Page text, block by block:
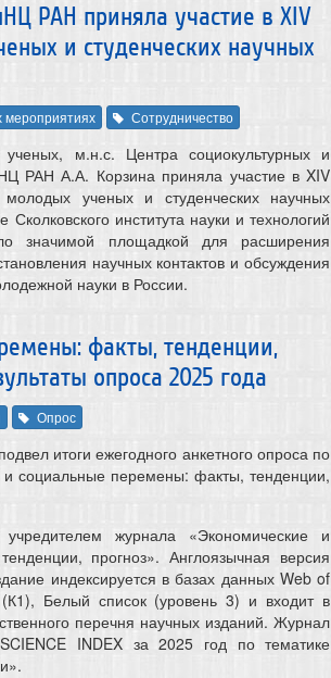
РАН приняла участие в XIV
и студенческих научных
мероприятиях Сотрудничество
м.н.с. Центра социокультурных и
РАН А.А. Корзина приняла участие в XIV
молодых ученых и студенческих научных
института науки и технологий
значимой площадкой для расширения
научных контактов и обсуждения
науки в России.
факты, тенденции,
опроса 2025 года
Опрос
итоги ежегодного анкетного опроса по
социальные перемены: факты, тенденции,
журнала «Экономические и
прогноз». Англоязычная версия
индексируется в базах данных Web of
Белый список (уровень 3) и входит в
перечня научных изданий. Журнал
INDEX за 2025 год по тематике